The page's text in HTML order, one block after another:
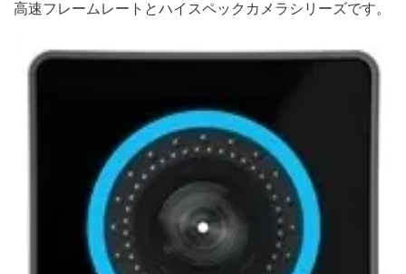
高速フレームレートとハイスペックカメラシリーズです。